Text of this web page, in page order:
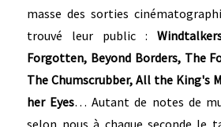
masse des sorties
trouvé leur public :
Forgotten, Beyond Borders, The
The Chumscrubber, All the King's
her Eyes… Autant de notes de
selon nous à chaque seconde le